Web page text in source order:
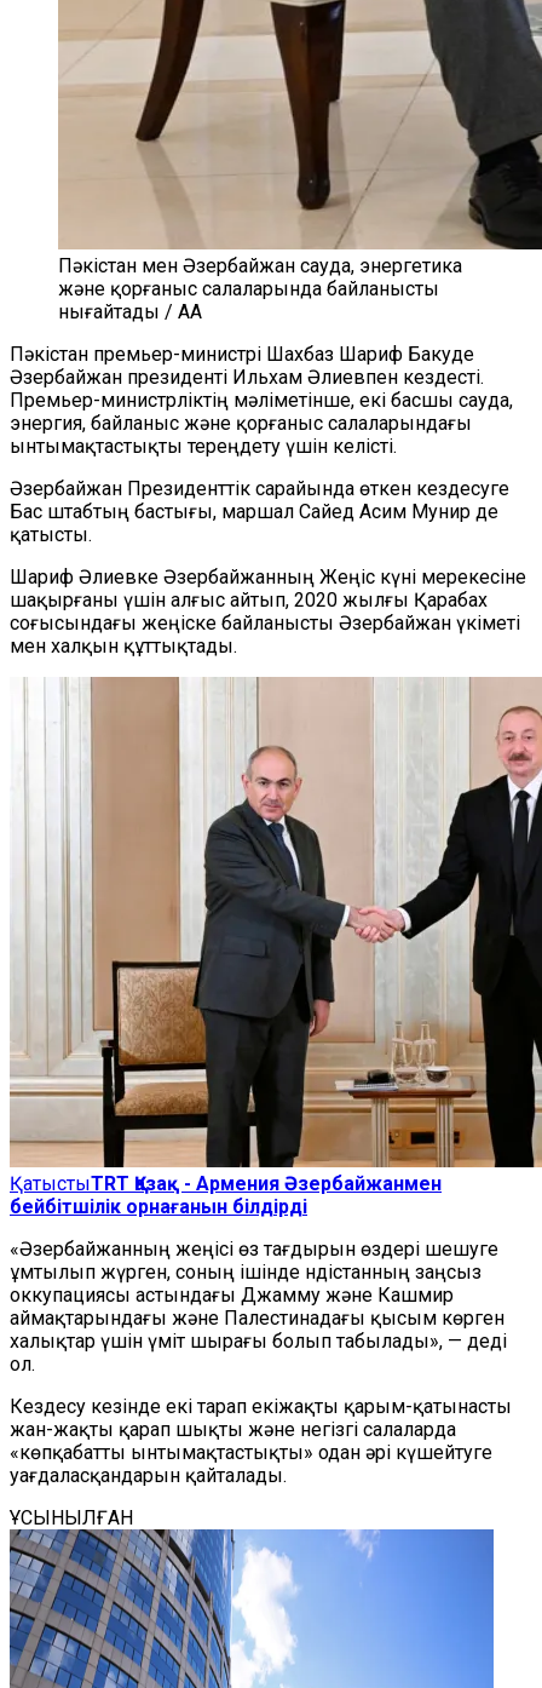
Пәкістан мен Әзербайжан сауда, энергетика
және қорғаныс салаларында байланысты
нығайтады / AA
Пәкістан премьер-министрі Шахбаз Шариф Бакуде
Әзербайжан президенті Ильхам Әлиевпен кездесті.
Премьер-министрліктің мәліметінше, екі басшы сауда,
энергия, байланыс және қорғаныс салаларындағы
ынтымақтастықты тереңдету үшін келісті.
Әзербайжан Президенттік сарайында өткен кездесуге
Бас штабтың бастығы, маршал Сайед Асим Мунир де
қатысты.
Шариф Әлиевке Әзербайжанның Жеңіс күні мерекесіне
шақырғаны үшін алғыс айтып, 2020 жылғы Қарабах
соғысындағы жеңіске байланысты Әзербайжан үкіметі
мен халқын құттықтады.
ҚатыстыTRT Қазақ - Армения Әзербайжанмен
бейбітшілік орнағанын білдірді
«Әзербайжанның жеңісі өз тағдырын өздері шешуге
ұмтылып жүрген, соның ішінде Үндістанның заңсыз
оккупациясы астындағы Джамму және Кашмир
аймақтарындағы және Палестинадағы қысым көрген
халықтар үшін үміт шырағы болып табылады», — деді
ол.
Кездесу кезінде екі тарап екіжақты қарым-қатынасты
жан-жақты қарап шықты және негізгі салаларда
«көпқабатты ынтымақтастықты» одан әрі күшейтуге
уағдаласқандарын қайталады.
ҰСЫНЫЛҒАН